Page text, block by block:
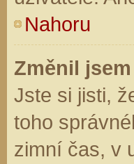
Nahoru
Změnil
Jste si jisti,
toho
zimní čas, v